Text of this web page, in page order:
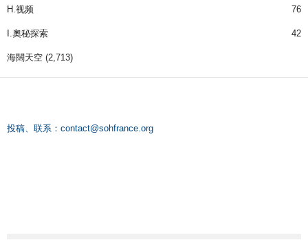
H.视频 76
I.奧秘探索 42
海闊天空 (2,713)
投稿、联系： contact@sohfrance.org